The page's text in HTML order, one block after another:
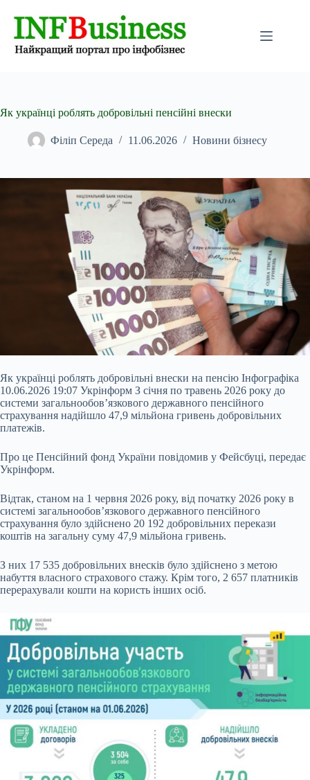
Як українці роблять добровільні пенсійні внески
Філіп Середа 11.06.2026 Новини бізнесу
Як українці роблять добровільні внески на пенсію Інфографіка
10.06.2026 19:07 Укрінформ З січня по травень 2026 року до
системи загальнообов’язкового державного пенсійного
страхування надійшло 47,9 мільйона гривень добровільних
платежів.
Про це Пенсійний фонд України повідомив у Фейсбуці, передає
Укрінформ.
Відтак, станом на 1 червня 2026 року, від початку 2026 року в
системі загальнообов’язкового державного пенсійного
страхування було здійснено 20 192 добровільних перекази
коштів на загальну суму 47,9 мільйона гривень.
З них 17 535 добровільних внесків було здійснено з метою
набуття власного страхового стажу. Крім того, 2 657 платників
перерахували кошти на користь інших осіб.